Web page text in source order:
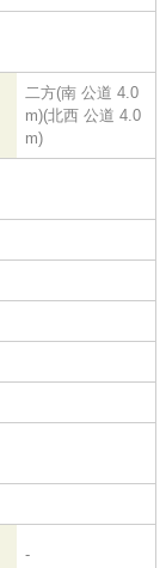
二方(南 公道 4.0
m)(北西 公道 4.0
m)
-